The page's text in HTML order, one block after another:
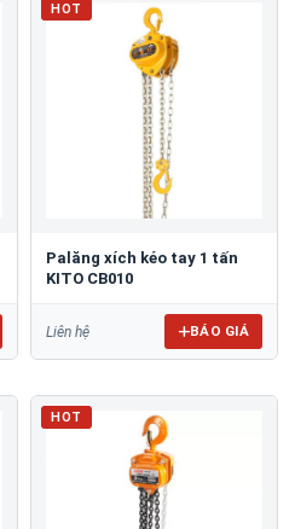
HOT
Palăng xích kéo tay 1 tấn
KITO CB010
Liên hệ BÁO GIÁ
HOT